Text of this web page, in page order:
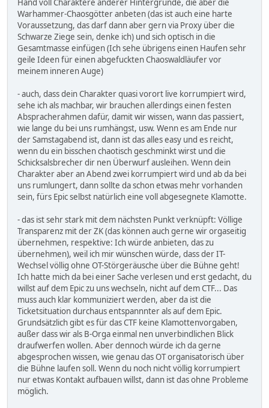
Hand voll Charaktere anderer Hintergründe, die aber die
Warhammer-Chaosgötter anbeten (das ist auch eine harte
Voraussetzung, das darf dann aber gern via Proxy über die
Schwarze Ziege sein, denke ich) und sich optisch in die
Gesamtmasse einfügen (Ich sehe übrigens einen Haufen sehr
geile Ideen für einen abgefuckten Chaoswaldläufer vor
meinem inneren Auge)
- auch, dass dein Charakter quasi vorort live korrumpiert wird,
sehe ich als machbar, wir brauchen allerdings einen festen
Abspracherahmen dafür, damit wir wissen, wann das passiert,
wie lange du bei uns rumhängst, usw. Wenn es am Ende nur
der Samstagabend ist, dann ist das alles easy und es reicht,
wenn du ein bisschen chaotisch geschminkt wirst und die
Schicksalsbrecher dir nen Überwurf ausleihen. Wenn dein
Charakter aber an Abend zwei korrumpiert wird und ab da bei
uns rumlungert, dann sollte da schon etwas mehr vorhanden
sein, fürs Epic selbst natürlich eine voll abgesegnete Klamotte.
- das ist sehr stark mit dem nächsten Punkt verknüpft: Völlige
Transparenz mit der ZK (das können auch gerne wir orgaseitig
übernehmen, respektive: Ich würde anbieten, das zu
übernehmen), weil ich mir wünschen würde, dass der IT-
Wechsel völlig ohne OT-Störgeräusche über die Bühne geht!
Ich hatte mich da bei einer Sache verlesen und erst gedacht, du
willst auf dem Epic zu uns wechseln, nicht auf dem CTF... Das
muss auch klar kommuniziert werden, aber da ist die
Ticketsituation durchaus entspannnter als auf dem Epic.
Grundsätzlich gibt es für das CTF keine Klamottenvorgaben,
außer dass wir als B-Orga einmal nen unverbindlichen Blick
draufwerfen wollen. Aber dennoch würde ich da gerne
abgesprochen wissen, wie genau das OT organisatorisch über
die Bühne laufen soll. Wenn du noch nicht völlig korrumpiert
nur etwas Kontakt aufbauen willst, dann ist das ohne Probleme
möglich.